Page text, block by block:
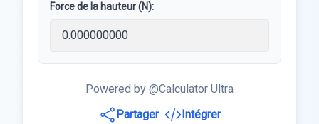
Force de la hauteur (N):
Powered by @Calculator Ultra
Partager
Intégrer